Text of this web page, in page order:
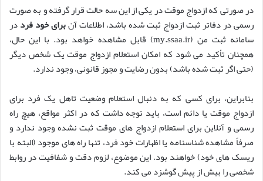
در صورتی که ازدواج موقت در یکی از این سه حالت قرار گرفته و به صورت
رسمی در دفاتر ثبت ازدواج ثبت شده باشد، اطلاعات آنبرای خود فرددر
سامانه ثبت من (my.ssaa.ir) قابل مشاهده خواهد بود. با این حال،
همچنان تأکید می شود که امکان استعلام ازدواج موقت یک شخص دیگر
(حتی اگر ثبت شده باشد) بدون رضایت و مجوز قانونی، وجود ندارد.
بنابراین، برای کسی که به دنبال استعلام وضعیت تاهل یک فرد برای
ازدواج موقت یا دائم است، باید توجه داشت که در اکثر مواقع، هیچ راه
رسمی و آنلاین برای استعلام ازدواج های موقت ثبت نشده وجود ندارد و
صرفاً مشاهده شناسنامه یا اظهارات خود فرد، تنها راه های موجود (البته با
ریسک های خود) خواهند بود. این موضوع، لزوم دقت و شفافیت در روابط
شخصی را بیش از پیش گوشزد می کند.